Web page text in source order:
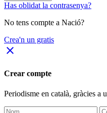
Has oblidat la contrasenya?
No tens compte a Nació?
Crea'n un gratis
close
Crear compte
Periodisme en català, gràcies a